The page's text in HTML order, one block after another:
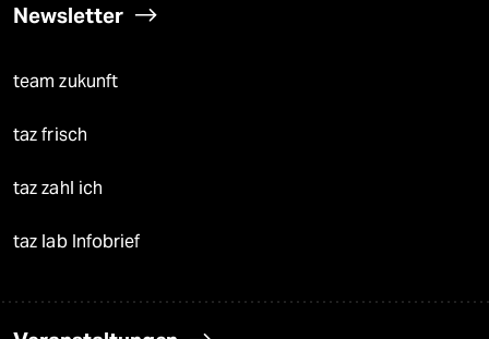
Newsletter
team zukunft
taz frisch
taz zahl ich
taz lab Infobrief